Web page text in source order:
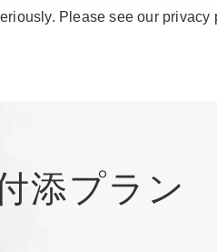
添プラン
Please see our